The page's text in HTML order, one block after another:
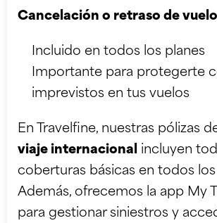
Cancelación o retraso de
Incluido en todos los planes
Importante para protegerte
imprevistos en tus vuelos
En Travelfine, nuestras pólizas
viaje internacional incluyen
coberturas básicas en todos los
Además, ofrecemos la app My
para gestionar siniestros y